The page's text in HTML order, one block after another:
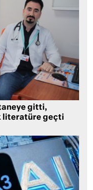
gitti,
literatüre geçti